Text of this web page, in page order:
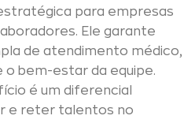
para empresas
Ele garante
de atendimento médico,
o bem-estar da equipe.
é um diferencial
e reter talentos no